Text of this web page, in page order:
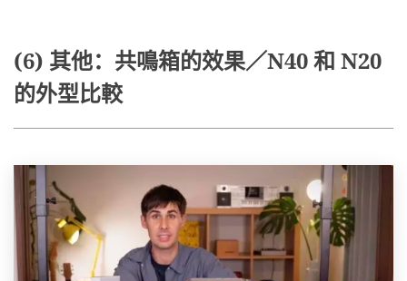
(6) 其他：共鳴箱的效果／N40 和 N20
的外型比較